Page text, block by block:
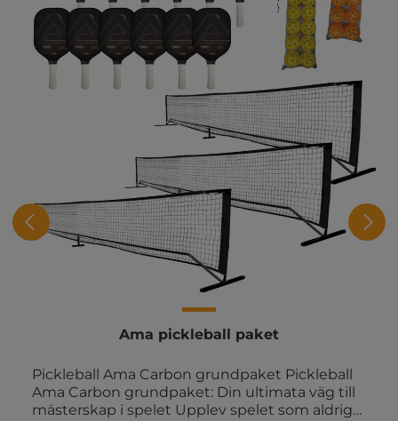
Ama pickleball paket
Pickleball Ama Carbon grundpaket Pickleball
Ama Carbon grundpaket: Din ultimata väg till
mästerskap i spelet Upplev spelet som aldrig